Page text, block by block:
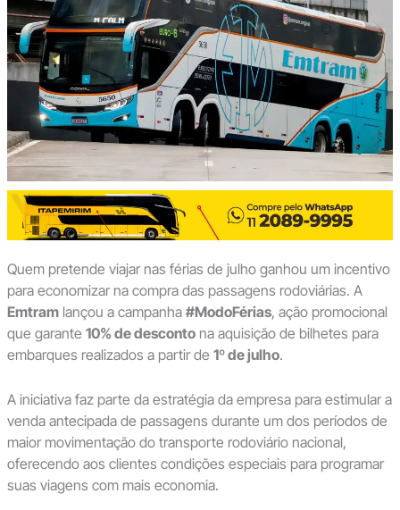
Quem pretende viajar nas férias de julho ganhou um incentivo
para economizar na compra das passagens rodoviárias. A
Emtramlançou a campanha #ModoFérias, ação promocional
que garante 10% de descontona aquisição de bilhetes para
embarques realizados a partir de 1º de julho.
A iniciativa faz parte da estratégia da empresa para estimular a
venda antecipada de passagens durante um dos períodos de
maior movimentação do transporte rodoviário nacional,
oferecendo aos clientes condições especiais para programar
suas viagens com mais economia.